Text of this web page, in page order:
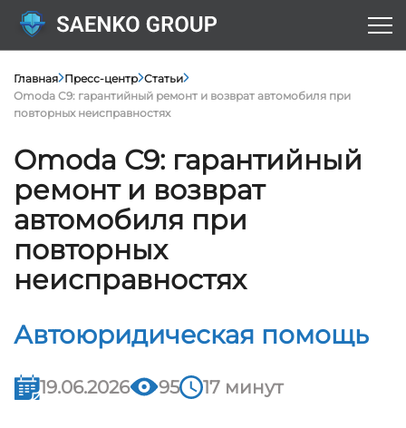
Главная Пресс-центр Статьи
Omoda C9: гарантийный ремонт и возврат автомобиля при
повторных неисправностях
Omoda C9: гарантийный
ремонт и возврат
автомобиля при
повторных
неисправностях
Автоюридическая помощь
19.06.2026 95 17 минут